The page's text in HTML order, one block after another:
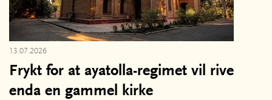
13.07.2026
Frykt for at ayatolla-regimet vil rive
enda en gammel kirke